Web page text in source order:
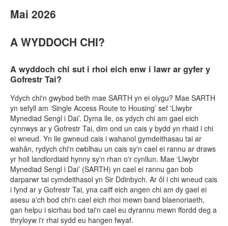
Mai 2026
A WYDDOCH CHI?
A wyddoch chi sut i rhoi eich enw i lawr ar gyfer y
Gofrestr Tai?
Ydych chi'n gwybod beth mae SARTH yn ei olygu? Mae SARTH
yn sefyll am ‘Single Access Route to Housing’ sef 'Llwybr
Mynediad Sengl i Dai’. Dyma lle, os ydych chi am gael eich
cynnwys ar y Gofrestr Tai, dim ond un cais y bydd yn rhaid i chi
ei wneud. Yn lle gwneud cais i wahanol gymdeithasau tai ar
wahân, rydych chi'n cwblhau un cais sy'n cael ei rannu ar draws
yr holl landlordiaid hynny sy'n rhan o'r cynllun. Mae ‘Llwybr
Mynediad Sengl i Dai’ (SARTH) yn cael ei rannu gan bob
darparwr tai cymdeithasol yn Sir Ddinbych. Ar ôl i chi wneud cais
i fynd ar y Gofrestr Tai, yna caiff eich angen chi am dy gael ei
asesu a'ch bod chi'n cael eich rhoi mewn band blaenoriaeth,
gan helpu i sicrhau bod tai'n cael eu dyrannu mewn ffordd deg a
thryloyw i'r rhai sydd eu hangen fwyaf.